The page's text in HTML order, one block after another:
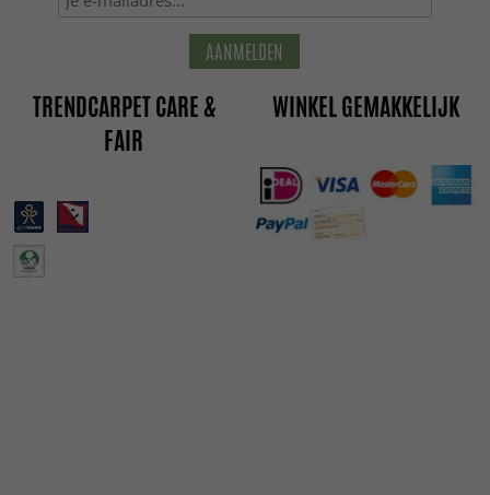
AANMELDEN
TRENDCARPET CARE &
FAIR
WINKEL GEMAKKELIJK